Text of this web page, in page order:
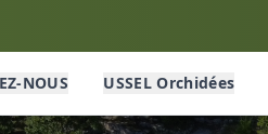
NOUS USSEL Orchidées